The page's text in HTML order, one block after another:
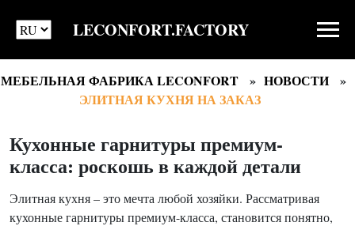
LECONFORT.FACTORY
МЕБЕЛЬНАЯ ФАБРИКА LECONFORT
НОВОСТИ
ЭЛИТНАЯ КУХНЯ НА ЗАКАЗ
Кухонные гарнитуры премиум-
класса: роскошь в каждой детали
Элитная кухня – это мечта любой хозяйки. Рассматривая
кухонные гарнитуры премиум-класса, становится понятно,